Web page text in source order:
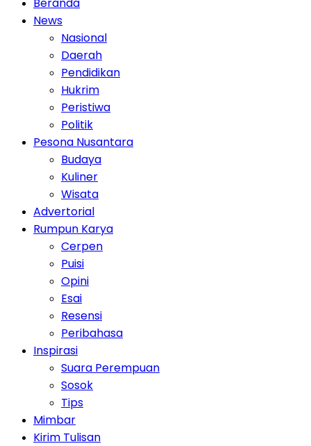
News
Nasional
Daerah
Pendidikan
Hukrim
Peristiwa
Politik
Pesona Nusantara
Budaya
Kuliner
Wisata
Advertorial
Rumpun Karya
Cerpen
Puisi
Opini
Esai
Resensi
Peribahasa
Inspirasi
Suara Perempuan
Sosok
Tips
Mimbar
Kirim Tulisan